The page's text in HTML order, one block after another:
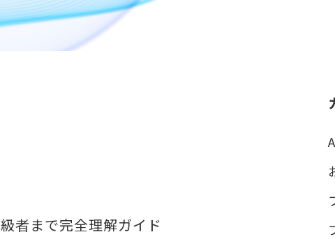
者まで完全理解ガイド